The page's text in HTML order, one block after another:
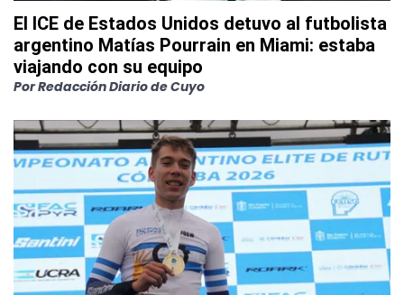
El ICE de Estados Unidos detuvo al futbolista
argentino Matías Pourrain en Miami: estaba
viajando con su equipo
PorRedacción Diario de Cuyo